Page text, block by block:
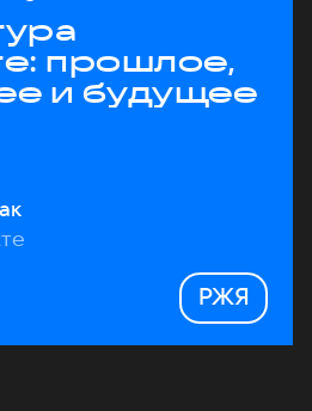
прошлое,
и будущее
РЖЯ